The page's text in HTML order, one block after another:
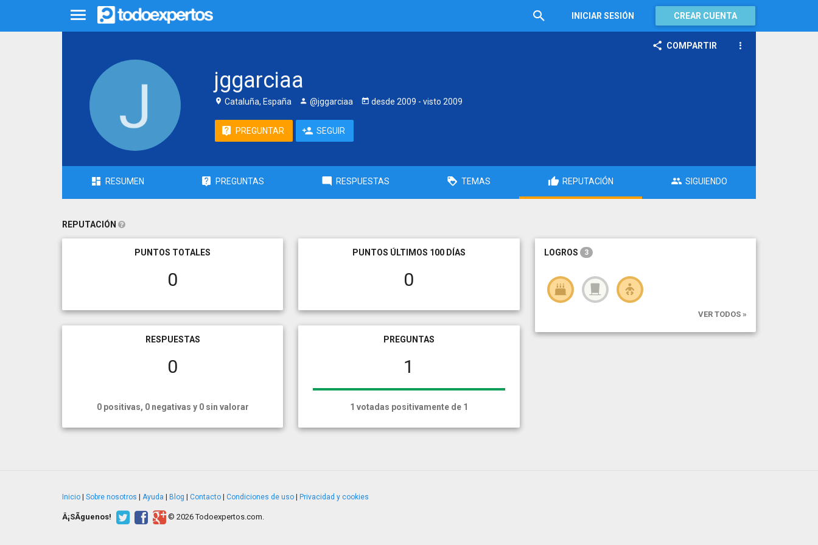
INICIAR SESIÓN CREAR CUENTA
COMPARTIR
jggarciaa
Cataluña, España @jggarciaa desde 2009 - visto 2009
PREGUNTAR SEGUIR
RESUMEN PREGUNTAS RESPUESTAS TEMAS REPUTACIÓN SIGUIENDO
REPUTACIÓN
PUNTOS TOTALES
0
RESPUESTAS
0
0 positivas, 0 negativas y 0 sin valorar
PUNTOS ÚLTIMOS 100 DÍAS
0
PREGUNTAS
1
1 votadas positivamente de 1
LOGROS 3
VER TODOS »
Inicio Sobre nosotros Ayuda Blog Contacto Condiciones de uso Privacidad y cookies
Â¡SÃ­guenos! © 2026 Todoexpertos.com.